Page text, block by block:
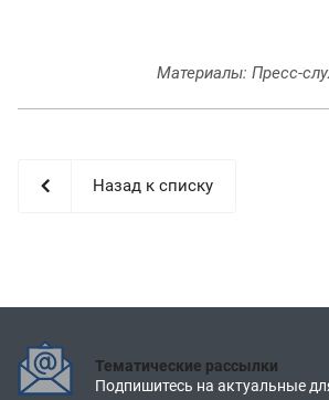
Материалы: Пресс-
Назад к списку
Тематические рассылки
Подпишитесь на актуальные